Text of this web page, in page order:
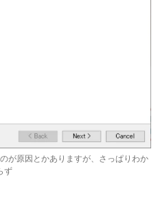
が原因とかありますが、さっぱりわか
ず